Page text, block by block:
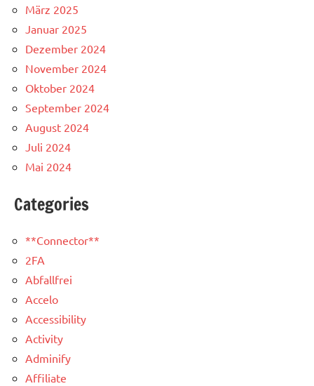
März 2025
Januar 2025
Dezember 2024
November 2024
Oktober 2024
September 2024
August 2024
Juli 2024
Mai 2024
Categories
**Connector**
2FA
Abfallfrei
Accelo
Accessibility
Activity
Adminify
Affiliate